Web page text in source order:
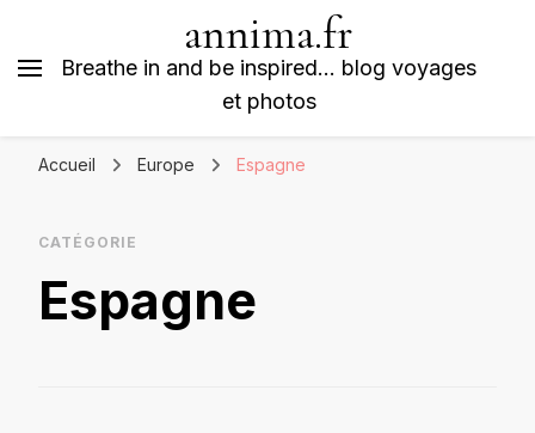
annima.fr
Breathe in and be inspired… blog voyages
et photos
Accueil Europe Espagne
CATÉGORIE
Espagne